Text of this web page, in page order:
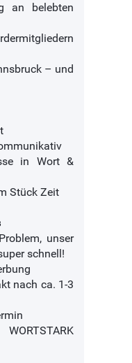
an belebten
– und
in Wort &
Stück Zeit
unser
schnell!
nach ca. 1-3